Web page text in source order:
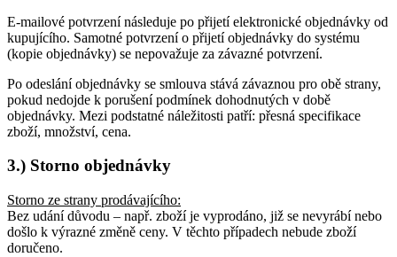
E-mailové potvrzení následuje po přijetí elektronické objednávky od
kupujícího. Samotné potvrzení o přijetí objednávky do systému
(kopie objednávky) se nepovažuje za závazné potvrzení.
Po odeslání objednávky se smlouva stává závaznou pro obě strany,
pokud nedojde k porušení podmínek dohodnutých v době
objednávky. Mezi podstatné náležitosti patří: přesná specifikace
zboží, množství, cena.
3.) Storno objednávky
Storno ze strany prodávajícího:
Bez udání důvodu – např. zboží je vyprodáno, již se nevyrábí nebo
došlo k výrazné změně ceny. V těchto případech nebude zboží
doručeno.